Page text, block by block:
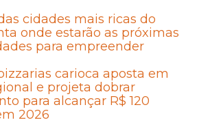
cidades mais ricas do
onde estarão as próximas
para empreender
carioca aposta em
e projeta dobrar
para alcançar R$ 120
2026